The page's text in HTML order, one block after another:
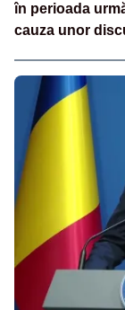
în perioada
cauza unor